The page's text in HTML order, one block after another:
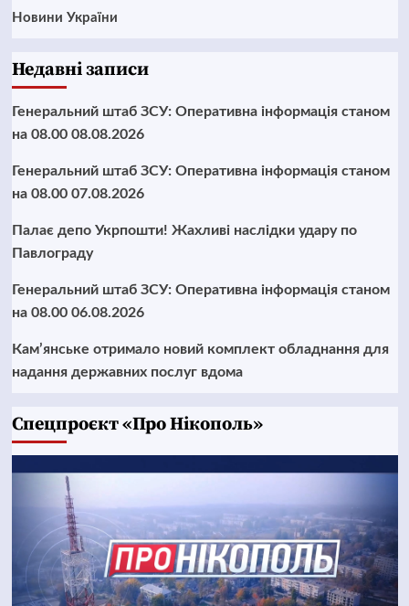
Новини України
Недавні записи
Генеральний штаб ЗСУ: Оперативна інформація станом
на 08.00 08.08.2026
Генеральний штаб ЗСУ: Оперативна інформація станом
на 08.00 07.08.2026
Палає депо Укрпошти! Жахливі наслідки удару по
Павлограду
Генеральний штаб ЗСУ: Оперативна інформація станом
на 08.00 06.08.2026
Кам’янське отримало новий комплект обладнання для
надання державних послуг вдома
Cпецпроєкт «Про Нікополь»